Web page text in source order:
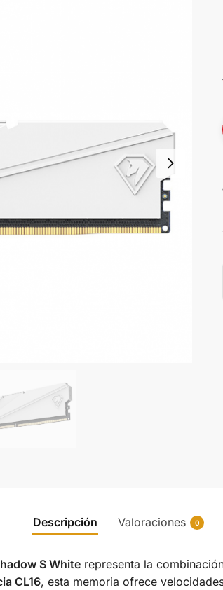
Descripción Valoraciones 0
S Whiterepresenta la
CL16, esta memoria ofrece